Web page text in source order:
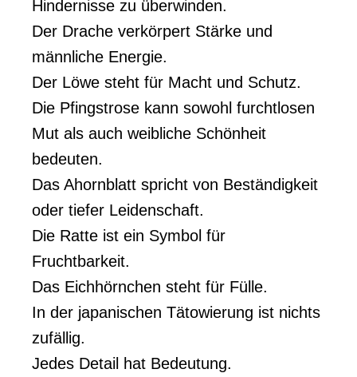
Hindernisse zu überwinden.
Der Drache verkörpert Stärke und
männliche Energie.
Der Löwe steht für Macht und Schutz.
Die Pfingstrose kann sowohl furchtlosen
Mut als auch weibliche Schönheit
bedeuten.
Das Ahornblatt spricht von Beständigkeit
oder tiefer Leidenschaft.
Die Ratte ist ein Symbol für
Fruchtbarkeit.
Das Eichhörnchen steht für Fülle.
In der japanischen Tätowierung ist nichts
zufällig.
Jedes Detail hat Bedeutung.